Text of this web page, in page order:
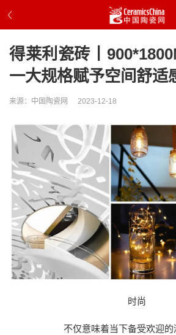
得莱利瓷砖丨
一大规格赋予空间舒适
来源：中国陶瓷网 2023-12-18
时尚
不仅意味着当下备受欢迎的